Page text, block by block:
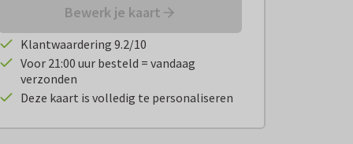
Bewerk je kaart
Klantwaardering 9.2/10
Voor 21:00 uur besteld = vandaag
verzonden
Deze kaart is volledig te personaliseren